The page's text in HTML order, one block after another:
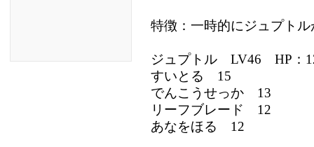
特徴：一時的にジュプト
ジュプトル LV46 HP：
すいとる 15
でんこうせっか 13
リーフブレード 12
あなをほる 12